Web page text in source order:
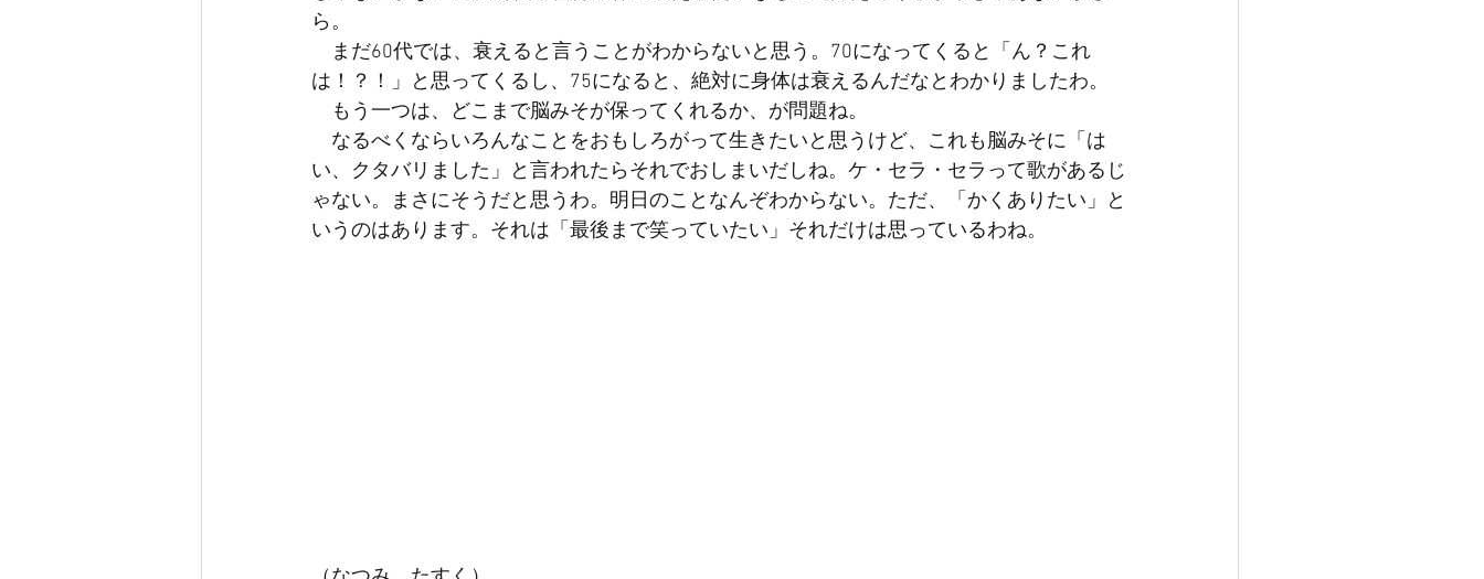
ら。
まだ60代では、衰えると言うことがわからないと思う。70になってくると「ん？これ
は！？！」と思ってくるし、75になると、絶対に身体は衰えるんだなとわかりましたわ。
もう一つは、どこまで脳みそが保ってくれるか、が問題ね。
なるべくならいろんなことをおもしろがって生きたいと思うけど、これも脳みそに「は
い、クタバリました」と言われたらそれでおしまいだしね。ケ・セラ・セラって歌があるじ
ゃない。まさにそうだと思うわ。明日のことなんぞわからない。ただ、「かくありたい」と
いうのはあります。それは「最後まで笑っていたい」それだけは思っているわね。